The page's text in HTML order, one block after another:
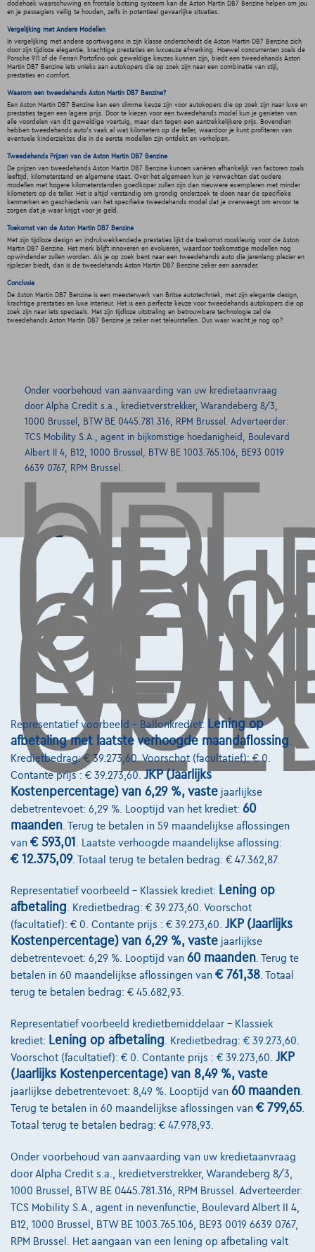
dodehoek waarschuwing en frontale botsing systeem kan de Aston Martin DB7 Benzine helpen om jou
en je passagiers veilig te houden, zelfs in potentieel gevaarlijke situaties.
Vergelijking met Andere Modellen
In vergelijking met andere sportwagens in zijn klasse onderscheidt de Aston Martin DB7 Benzine zich
door zijn tijdloze elegantie, krachtige prestaties en luxueuze afwerking. Hoewel concurrenten zoals de
Porsche 911 of de Ferrari Portofino ook geweldige keuzes kunnen zijn, biedt een tweedehands Aston
Martin DB7 Benzine iets unieks aan autokopers die op zoek zijn naar een combinatie van stijl,
prestaties en comfort.
Waarom een tweedehands Aston Martin DB7 Benzine?
Een Aston Martin DB7 Benzine kan een slimme keuze zijn voor autokopers die op zoek zijn naar luxe en
prestaties tegen een lagere prijs. Door te kiezen voor een tweedehands model kun je genieten van
alle voordelen van dit geweldige voertuig, maar dan tegen een aantrekkelijkere prijs. Bovendien
hebben tweedehands auto's vaak al wat kilometers op de teller, waardoor je kunt profiteren van
eventuele kinderziektes die in de eerste modellen zijn ontdekt en verholpen.
Tweedehands Prijzen van de Aston Martin DB7 Benzine
De prijzen van tweedehands Aston Martin DB7 Benzine kunnen variëren afhankelijk van factoren zoals
leeftijd, kilometerstand en algemene staat. Over het algemeen kun je verwachten dat oudere
modellen met hogere kilometerstanden goedkoper zullen zijn dan nieuwere exemplaren met minder
kilometers op de teller. Het is altijd verstandig om grondig onderzoek te doen naar de specifieke
kenmerken en geschiedenis van het specifieke tweedehands model dat je overweegt om ervoor te
zorgen dat je waar krijgt voor je geld.
Toekomst van de Aston Martin DB7 Benzine
Met zijn tijdloze design en indrukwekkendede prestaties lijkt de toekomst rooskleurig voor de Aston
Martin DB7 Benzine. Het merk blijft innoveren en evolueren, waardoor toekomstige modellen nog
opwindender zullen worden. Als je op zoek bent naar een tweedehands auto die jarenlang plezier en
rijplezier biedt, dan is de tweedehands Aston Martin DB7 Benzine zeker een aanrader.
Conclusie
De Aston Martin DB7 Benzine is een meesterwerk van Britse autotechniek, met zijn elegante design,
krachtige prestaties en luxe interieur. Het is een perfecte keuze voor tweedehands autokopers die op
zoek zijn naar iets speciaals. Met zijn tijdloze uitstraling en betrouwbare technologie zal de
tweedehands Aston Martin DB7 Benzine je zeker niet teleurstellen. Dus waar wacht je nog op?
Onder voorbehoud van aanvaarding van uw kredietaanvraag
door Alpha Credit s.a., kredietverstrekker, Warandeberg 8/3,
1000 Brussel, BTW BE 0445.781.316, RPM Brussel. Adverteerder:
TCS Mobility S.A., agent in bijkomstige hoedanigheid, Boulevard
Albert II 4, B12, 1000 Brussel, BTW BE 1003.765.106, BE93 0019
6639 0767, RPM Brussel.
LET
OP,
Representatief voorbeeld – Ballonkrediet: Lening op
afbetaling met laatste verhoogde maandaflossing
Kredietbedrag: € 39.273,60. Voorschot (facultatief): € 0.
Contante prijs : € 39.273,60.JKP (Jaarlijks
Kostenpercentage) van 6,29 %, vaste jaarlijkse
debetrentevoet: 6,29 %. Looptijd van het krediet: 60
maanden . Terug te betalen in 59 maandelijkse aflossingen
van € 593,01 . Laatste verhoogde maandelijkse aflossing:
€ 12.375,09. Totaal terug te betalen bedrag: € 47.362,87.
Representatief voorbeeld – Klassiek krediet: Lening op
afbetaling. Kredietbedrag: € 39.273,60. Voorschot
(facultatief): € 0. Contante prijs : € 39.273,60. JKP (Jaarlijks
Kostenpercentage) van 6,29 %, vaste jaarlijkse
debetrentevoet: 6,29 %. Looptijd van 60 maanden. Terug te
betalen in 60 maandelijkse aflossingen van € 761,38. Totaal
terug te betalen bedrag: € 45.682,93.
Representatief voorbeeld kredietbemiddelaar – Klassiek
krediet: Lening op afbetaling . Kredietbedrag: € 39.273,60.
Voorschot (facultatief): € 0. Contante prijs : € 39.273,60. JKP
(Jaarlijks Kostenpercentage) van 8,49 %, vaste
jaarlijkse debetrentevoet: 8,49 %. Looptijd van 60 maanden
Terug te betalen in 60 maandelijkse aflossingen van € 799,65.
Totaal terug te betalen bedrag: € 47.978,93.
Onder voorbehoud van aanvaarding van uw kredietaanvraag
door Alpha Credit s.a., kredietverstrekker, Warandeberg 8/3,
1000 Brussel, BTW BE 0445.781.316, RPM Brussel. Adverteerder:
TCS Mobility S.A., agent in nevenfunctie, Boulevard Albert II 4,
B12, 1000 Brussel, BTW BE 1003.765.106, BE93 0019 6639 0767,
RPM Brussel. Het aangaan van een lening op afbetaling valt
Contact
info@touringcarselect.be
Koning Albert II-laan 4, B12
1000 Brussel
Diensten & Oplossingen
Pechverhelping verzekering
Financiering
Autoverzekering
Lease en persoonlijke lease
Over Ons
Word klant
Wie zijn we
Kwaliteitscharter
Onze partners
Onze team
Contact
Algemene Voorwaarden
Bijstandsvoorwaarden
Privacyverklaring